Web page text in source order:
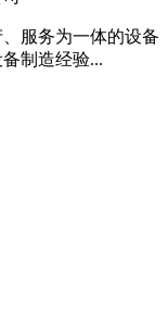
服务为一体的设备
制造经验...